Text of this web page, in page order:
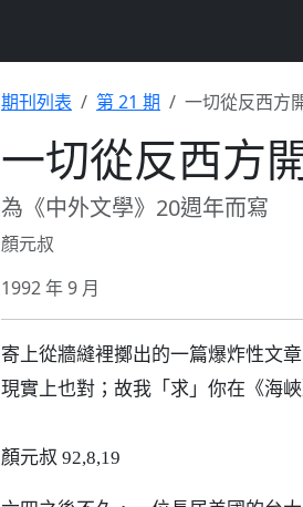
期刊列表 第 21 期 一切從反西方
一切從反西方
為《中外文學》20週年而寫
顏元叔
1992 年 9 月
寄上從牆縫裡擲出的一篇爆炸性文
現實上也對；故我「求」你在《海
顏元叔 92,8,19